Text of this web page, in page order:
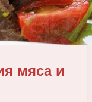
мяса и